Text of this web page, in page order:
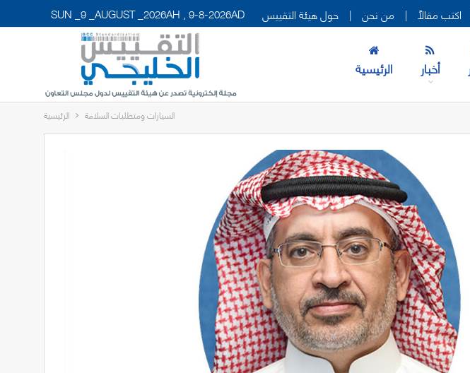
SUN _9 _AUGUST _2026AH , 9-8-2026AD حول هيئة التقييس | من نحن | اكتب مقالاً
الرئيسية أخبار
الرئيسية السيارات ومتطلبات السلامة